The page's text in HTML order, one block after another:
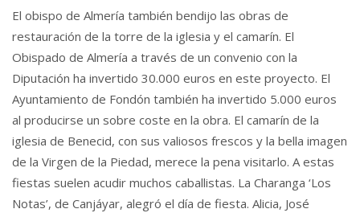
El obispo de Almería también bendijo las obras de
restauración de la torre de la iglesia y el camarín. El
Obispado de Almería a través de un convenio con la
Diputación ha invertido 30.000 euros en este proyecto. El
Ayuntamiento de Fondón también ha invertido 5.000 euros
al producirse un sobre coste en la obra. El camarín de la
iglesia de Benecid, con sus valiosos frescos y la bella imagen
de la Virgen de la Piedad, merece la pena visitarlo. A estas
fiestas suelen acudir muchos caballistas. La Charanga ‘Los
Notas’, de Canjáyar, alegró el día de fiesta. Alicia, José